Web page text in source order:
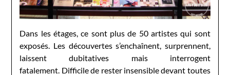
Dans les étages, ce sont plus de 50 artistes qui sont
exposés. Les découvertes s’enchaînent, surprennent,
laissent dubitatives mais interrogent
fatalement. Difficile de rester insensible devant toutes